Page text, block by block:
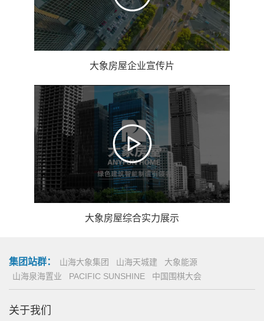
大象房屋企业宣传片
大象房屋综合实力展示
集团站群： 山海大象集团 山海天城建
大象能源
山海泉海置业
PACIFIC SUNSHINE 中国围棋大会
关于我们